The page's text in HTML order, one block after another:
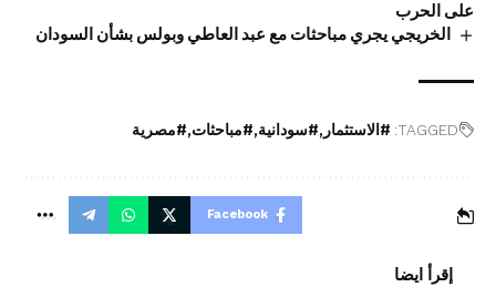
على الحرب
الخريجي يجري مباحثات مع عبد العاطي وبولس بشأن السودان
TAGGED: #الاستثمار #سودانية #مباحثات #مصرية
Facebook
إقرأ ايضا